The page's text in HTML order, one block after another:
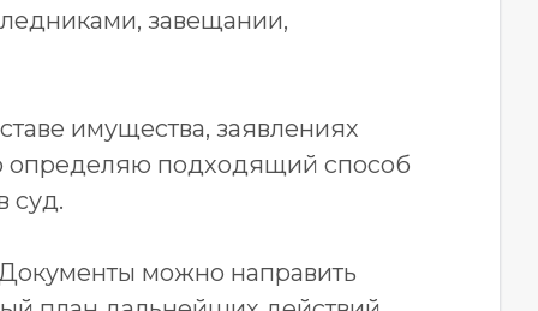
завещании,
имущества, заявлениях
определяю подходящий способ
суд.
можно направить